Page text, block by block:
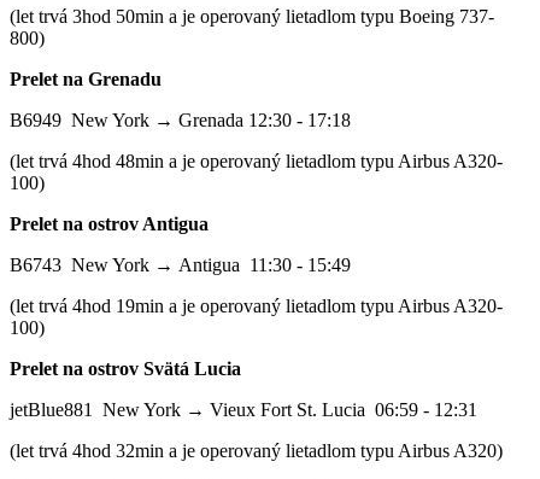
(let trvá 3hod 50min a je operovaný lietadlom typu Boeing 737-
800)
Prelet na Grenadu
B6949 New York → Grenada 12:30 - 17:18
(let trvá 4hod 48min a je operovaný lietadlom typu Airbus A320-
100)
Prelet na ostrov Antigua
B6743 New York → Antigua 11:30 - 15:49
(let trvá 4hod 19min a je operovaný lietadlom typu Airbus A320-
100)
Prelet na ostrov Svätá Lucia
jetBlue881 New York → Vieux Fort St. Lucia 06:59 - 12:31
(let trvá 4hod 32min a je operovaný lietadlom typu Airbus A320)